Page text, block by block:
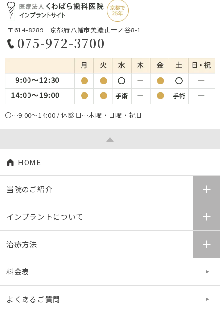
〒614-8289 京都府八幡市美濃山一ノ谷8-1
075-972-3700
〇…9:00～14:00 / 休診日…木曜・日曜・祝日
HOME
当院のご紹介
インプラントについて
治療方法
料金表
よくあるご質問